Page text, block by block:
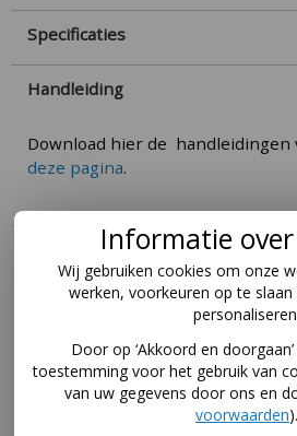
Specificaties
Handleiding
Download hier de handleidingen
deze pagina.
Deze skelter uitproberen?
Je koopt makkelijker de juiste
even kunt testen. Bijvoorbeeld
dochter er een rondje op rijdt.
trappers? Hoe zit de stoel,
verstellen? En hoe werkt het als
achter de gocart hangt?
Informatie
Wij gebruiken cookies om onze
werken, voorkeuren op te
Door op ‘Akkoord en
toestemming voor het gebruik van
van uw gegevens door ons en
voorwaarden).